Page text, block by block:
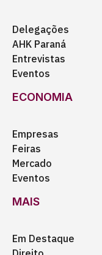
Delegações
AHK Paraná
Entrevistas
Eventos
ECONOMIA
Empresas
Feiras
Mercado
Eventos
MAIS
Em Destaque